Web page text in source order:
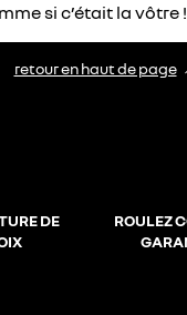
si c’était la vôtre !
retour en haut de page​
DE
ROULEZ